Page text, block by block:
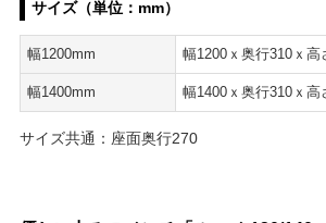
サイズ（単位：mm）
幅1200mm 幅1200ｘ奥行310ｘ高
幅1400mm 幅1400ｘ奥行310ｘ高
サイズ共通：座面奥行270